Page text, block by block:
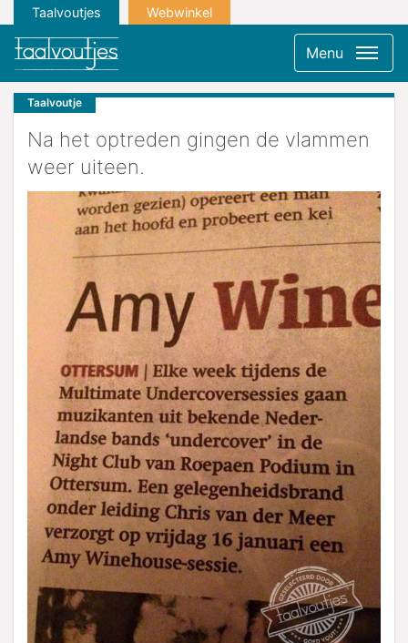
Taalvoutjes Webwinkel
Menu
Taalvoutje
Na het optreden gingen de vlammen
weer uiteen.